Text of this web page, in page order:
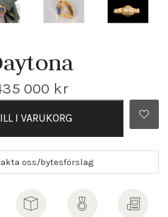
000 kr
I VARUKORG
oss/bytesförslag